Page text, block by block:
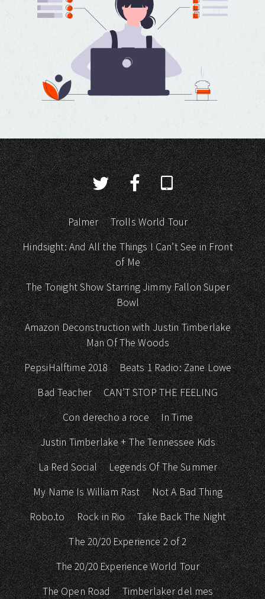
Palmer
Trolls World Tour
Hindsight: And All the Things I Can’t See in Front
of Me
The Tonight Show Starring Jimmy Fallon Super
Bowl
Amazon Deconstruction with Justin Timberlake
Man Of The Woods
PepsiHalftime 2018
Beats 1 Radio: Zane Lowe
Bad Teacher
CAN’T STOP THE FEELING
Con derecho a roce
In Time
Justin Timberlake + The Tennessee Kids
La Red Social
Legends Of The Summer
My Name Is William Rast
Not A Bad Thing
Robo.to
Rock in Rio
Take Back The Night
The 20/20 Experience 2 of 2
The 20/20 Experience World Tour
The Open Road
Timberlaker del mes